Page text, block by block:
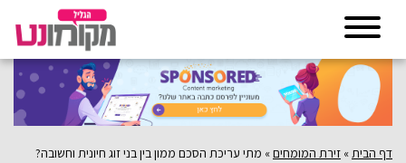
דף הבית » זירת המומחים» מתי עריכת הסכם ממון בין בני זוג חיונית וחשובה?